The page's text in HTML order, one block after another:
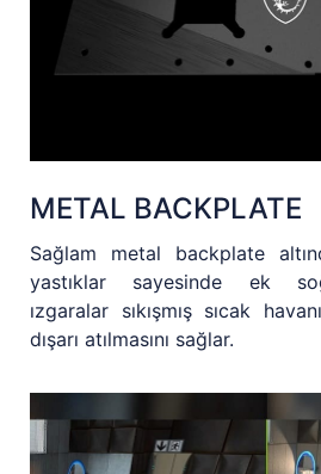
METAL BACKPLATE
Sağlam metal backplate
yastıklar sayesinde ek
ızgaralar sıkışmış sıcak
dışarı atılmasını sağlar.